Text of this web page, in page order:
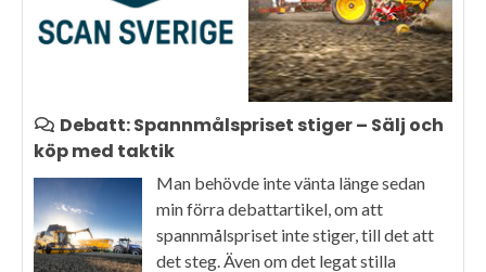
Debatt: Spannmålspriset stiger – Sälj och
köp med taktik
Man behövde inte vänta länge sedan
min förra debattartikel, om att
spannmålspriset inte stiger, till det att
det steg. Även om det legat stilla